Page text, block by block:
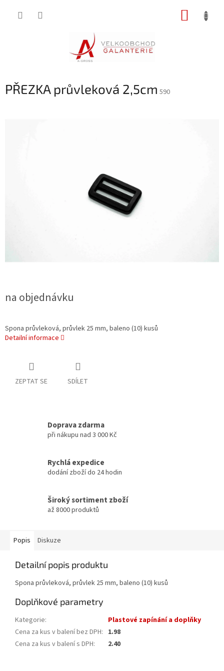
PŘEZKA průvleková 2,5cm 590
na objednávku
Spona průvleková, průvlek 25 mm, baleno (10) kusů
Detailní informace
ZEPTAT SE SDÍLET
Doprava zdarma
při nákupu nad 3 000 Kč
Rychlá expedice
dodání zboží do 24 hodin
Široký sortiment zboží
až 8000 produktů
Popis Diskuze
Detailní popis produktu
Spona průvleková, průvlek 25 mm, baleno (10) kusů
Doplňkové parametry
Kategorie:
Plastové zapínání a doplňky
Cena za kus v balení bez DPH: 1.98
Cena za kus v balení s DPH: 2.40